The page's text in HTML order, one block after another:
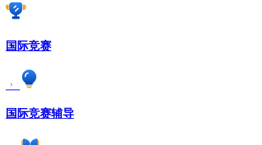
国际竞赛
国际竞赛辅导